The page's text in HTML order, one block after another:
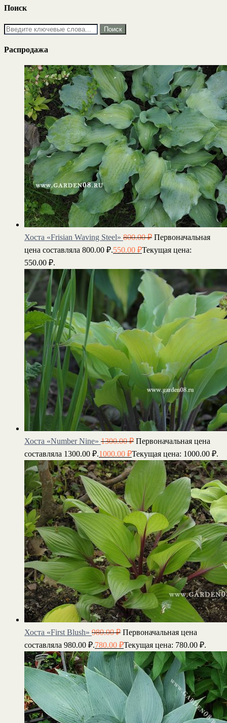
Поиск
Распродажа
Хоста «Frisian Waving Steel» 800.00₽ Первоначальная
цена составляла 800.00 ₽.550.00 ₽Текущая цена:
550.00 ₽.
Хоста «Number Nine» 1300.00₽ Первоначальная цена
составляла 1300.00 ₽.1000.00 ₽Текущая цена: 1000.00 ₽.
Хоста «First Blush» 980.00₽ Первоначальная цена
составляла 980.00 ₽.780.00 ₽Текущая цена: 780.00 ₽.